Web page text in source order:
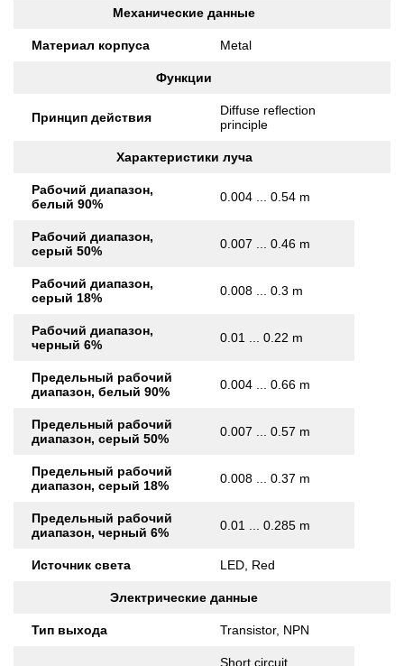
Механические данные
Материал корпуса Metal
Функции
Принцип действия
Diffuse reflection
principle
Характеристики луча
Рабочий диапазон,
белый 90%
0.004 ... 0.54 m
Рабочий диапазон,
серый 50%
0.007 ... 0.46 m
Рабочий диапазон,
серый 18%
0.008 ... 0.3 m
Рабочий диапазон,
черный 6%
0.01 ... 0.22 m
Предельный рабочий
диапазон, белый 90%
0.004 ... 0.66 m
Предельный рабочий
диапазон, серый 50%
0.007 ... 0.57 m
Предельный рабочий
диапазон, серый 18%
0.008 ... 0.37 m
Предельный рабочий
диапазон, черный 6%
0.01 ... 0.285 m
Источник света LED, Red
Электрические данные
Тип выхода Transistor, NPN
Short circuit